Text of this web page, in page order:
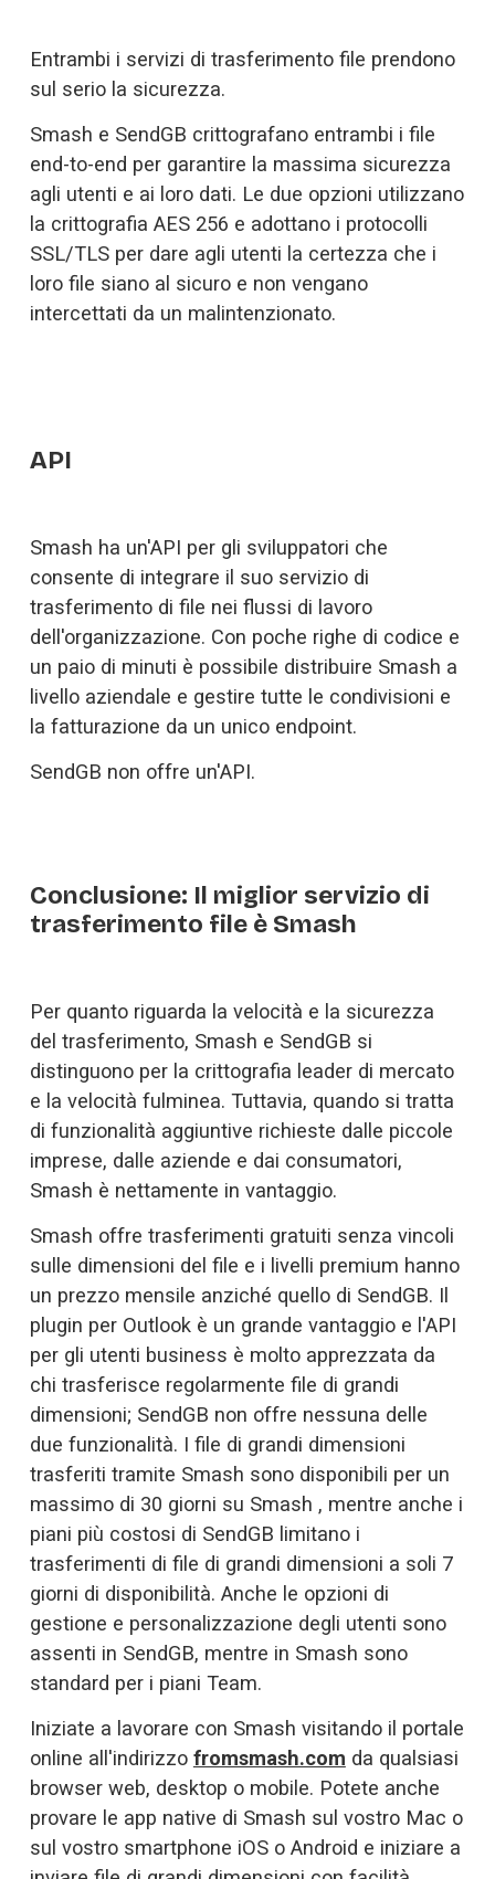
Entrambi i servizi di trasferimento file prendono
sul serio la sicurezza.
Smash e SendGB crittografano entrambi i file
end-to-end per garantire la massima sicurezza
agli utenti e ai loro dati. Le due opzioni utilizzano
la crittografia AES 256 e adottano i protocolli
SSL/TLS per dare agli utenti la certezza che i
loro file siano al sicuro e non vengano
intercettati da un malintenzionato.
API
Smash ha un'API per gli sviluppatori che
consente di integrare il suo servizio di
trasferimento di file nei flussi di lavoro
dell'organizzazione. Con poche righe di codice e
un paio di minuti è possibile distribuire Smash a
livello aziendale e gestire tutte le condivisioni e
la fatturazione da un unico endpoint.
SendGB non offre un'API.
Conclusione: Il miglior servizio di
trasferimento file è Smash
Per quanto riguarda la velocità e la sicurezza
del trasferimento, Smash e SendGB si
distinguono per la crittografia leader di mercato
e la velocità fulminea. Tuttavia, quando si tratta
di funzionalità aggiuntive richieste dalle piccole
imprese, dalle aziende e dai consumatori,
Smash è nettamente in vantaggio.
Smash offre trasferimenti gratuiti senza vincoli
sulle dimensioni del file e i livelli premium hanno
un prezzo mensile anziché quello di SendGB. Il
plugin per Outlook è un grande vantaggio e l'API
per gli utenti business è molto apprezzata da
chi trasferisce regolarmente file di grandi
dimensioni; SendGB non offre nessuna delle
due funzionalità. I file di grandi dimensioni
trasferiti tramite Smash sono disponibili per un
massimo di 30 giorni su Smash , mentre anche i
piani più costosi di SendGB limitano i
trasferimenti di file di grandi dimensioni a soli 7
giorni di disponibilità. Anche le opzioni di
gestione e personalizzazione degli utenti sono
assenti in SendGB, mentre in Smash sono
standard per i piani Team.
Iniziate a lavorare con Smash visitando il portale
online all'indirizzo fromsmash.com da qualsiasi
browser web, desktop o mobile. Potete anche
provare le app native di Smash sul vostro Mac o
sul vostro smartphone iOS o Android e iniziare a